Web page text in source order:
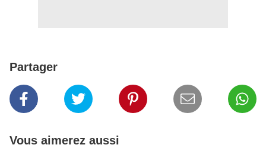
Partager
Vous aimerez aussi